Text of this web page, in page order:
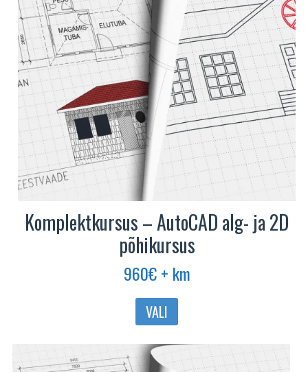
teha
tootelehel.
Komplektkursus – AutoCAD alg- ja 2D
põhikursus
960€ + km
VALI